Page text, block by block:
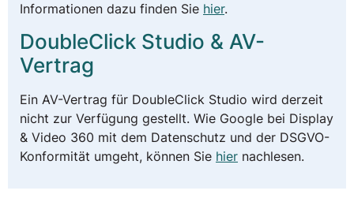
Informationen dazu finden Sie hier.
DoubleClick Studio & AV-
Vertrag
Ein AV-Vertrag für DoubleClick Studio wird derzeit
nicht zur Verfügung gestellt. Wie Google bei Display
& Video 360 mit dem Datenschutz und der DSGVO-
Konformität umgeht, können Sie hier nachlesen.